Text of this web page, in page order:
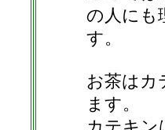
の人にも
す。
お茶はカ
ます。